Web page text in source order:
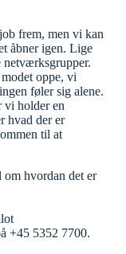
frem, men vi kan
åbner igen. Lige
netværksgrupper.
oppe, vi
føler sig alene.
vi holder en
hvad der er
til at
om hvordan det er
+45 5352 7700.